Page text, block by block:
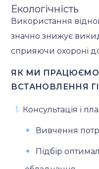
Екологічність
Використання
значно знижує
сприяючи охороні
ЯК МИ
ВСТАНОВЛЕННЯ
Консультація і
Вивчення
Підбір